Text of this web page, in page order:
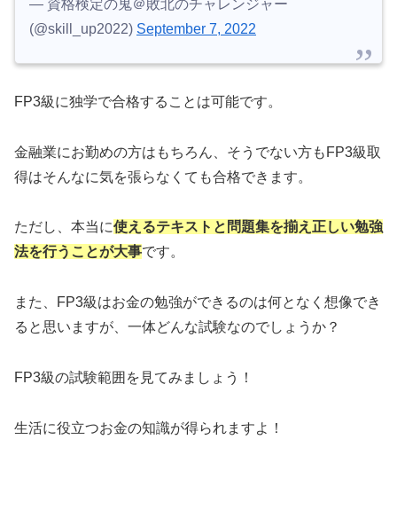
— 資格検定の鬼＠敗北のチャレンジャー
(@skill_up2022) September 7, 2022
FP3級に独学で合格することは可能です。
金融業にお勤めの方はもちろん、そうでない方もFP3級取
得はそんなに気を張らなくても合格できます。
ただし、本当に使えるテキストと問題集を揃え正しい勉強
法を行うことが大事です。
また、FP3級はお金の勉強ができるのは何となく想像でき
ると思いますが、一体どんな試験なのでしょうか？
FP3級の試験範囲を見てみましょう！
生活に役立つお金の知識が得られますよ！